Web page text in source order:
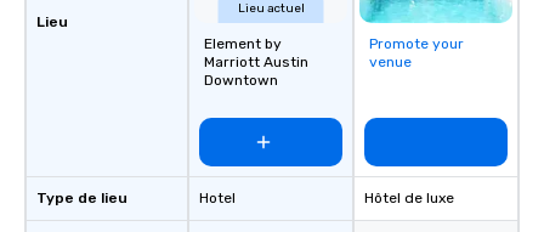
Lieu
Type de lieu
Lieu actuel
Element by
Marriott Austin
Downtown
Hotel
Promote your
venue
Hôtel de luxe